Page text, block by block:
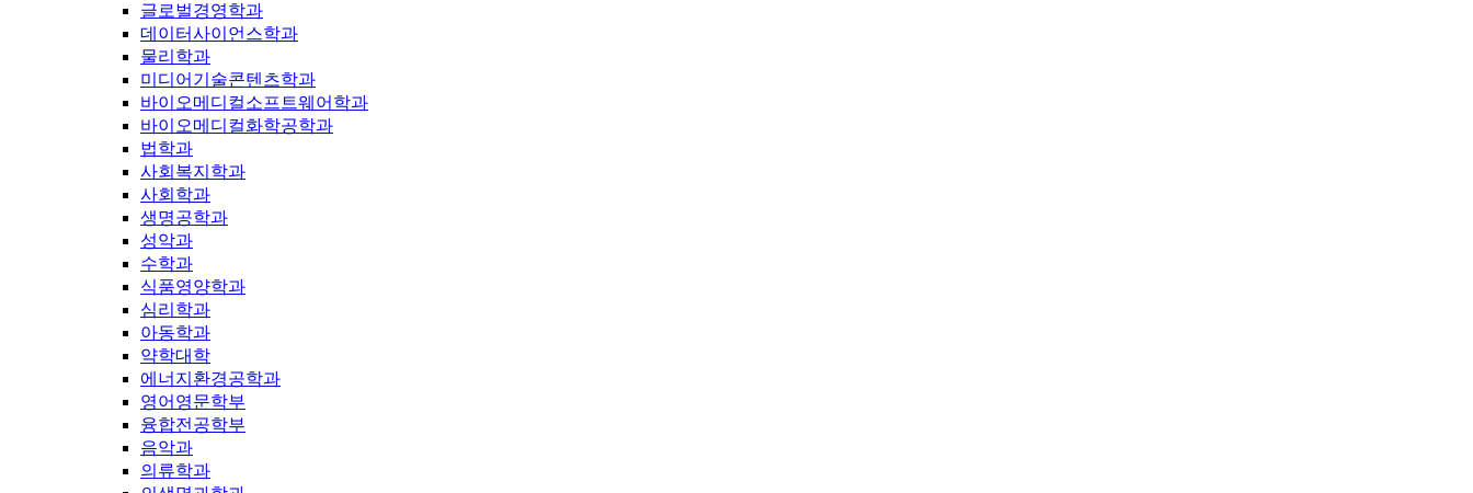
글로벌경영학과
데이터사이언스학과
물리학과
미디어기술콘텐츠학과
바이오메디컬소프트웨어학과
바이오메디컬화학공학과
법학과
사회복지학과
사회학과
생명공학과
성악과
수학과
식품영양학과
심리학과
아동학과
약학대학
에너지환경공학과
영어영문학부
융합전공학부
음악과
의류학과